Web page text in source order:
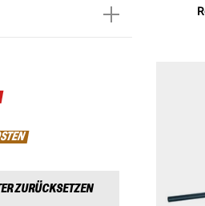
ZURÜCKSETZEN